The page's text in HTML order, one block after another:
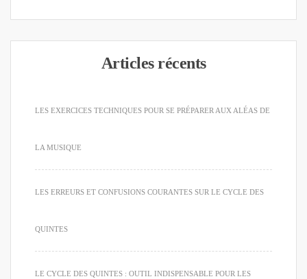
Articles récents
LES EXERCICES TECHNIQUES POUR SE PRÉPARER AUX ALÉAS DE
LA MUSIQUE
LES ERREURS ET CONFUSIONS COURANTES SUR LE CYCLE DES
QUINTES
LE CYCLE DES QUINTES : OUTIL INDISPENSABLE POUR LES